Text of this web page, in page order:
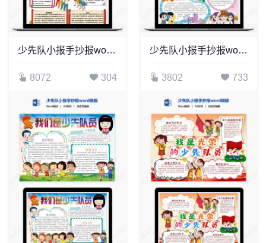
少先队小报手抄报word模板(16)
8072 304
少先队小报手抄报word模板(18)
3802 733